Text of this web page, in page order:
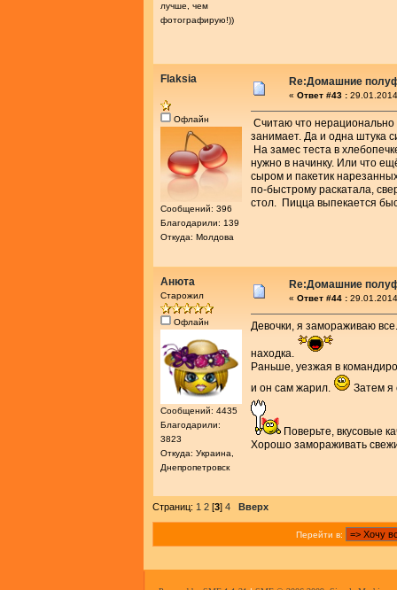
лучше, чем
фотографирую!))
Flaksia
Офлайн
Сообщений: 396
Благодарили: 139
Откуда: Молдова
Re:Домашние
« Ответ #43 :
Считаю что
занимает. Да и одна штука
На замес теста в
нужно в начинку. Или что
сыром и пакетик
по-быстрому раскатала,
стол. Пицца выпекается
Анюта
Старожил
Офлайн
Сообщений: 4435
Благодарили:
3823
Откуда: Украина,
Днепропетровск
Re:Домашние
« Ответ #44 :
Девочки, я замораживаю
находка.
Раньше, уезжая в
и он сам жарил.
Затем я
Поверьте, вкусовые
Хорошо замораживать
Страниц: 1 2 [3] 4 Вверх
Перейти в: